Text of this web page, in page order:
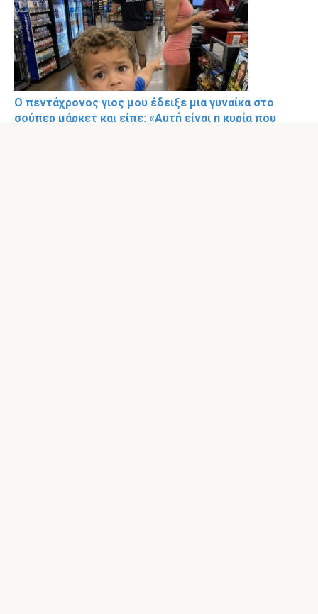
Ο πεντάχρονος γιος μου έδειξε μια γυναίκα στο
σούπερ μάρκετ και είπε: «Αυτή είναι η κυρία που